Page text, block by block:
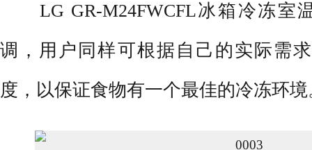
LG GR-M24FWCFL冰箱冷冻室
调，用户同样可根据自己的实际需
度，以保证食物有一个最佳的冷冻环境